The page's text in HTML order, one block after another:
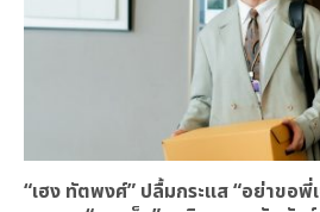
“เฮง ทัตพงศ์” ปลื้มกระแส “อย่าขอพี่